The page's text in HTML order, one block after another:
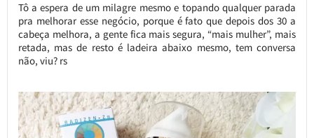
Tô a espera de um milagre mesmo e topando qualquer parada
pra melhorar esse negócio, porque é fato que depois dos 30 a
cabeça melhora, a gente fica mais segura, “mais mulher”, mais
retada, mas de resto é ladeira abaixo mesmo, tem conversa
não, viu? rs